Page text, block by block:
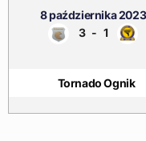
8 października 2023
3 - 1
Tornado Ognik